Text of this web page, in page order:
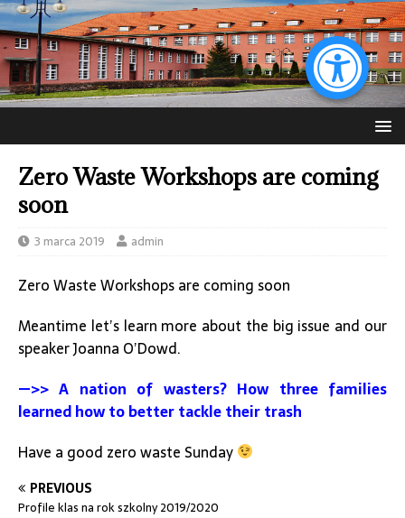
Zero Waste Workshops are coming
soon
3 marca 2019 admin
Zero Waste Workshops are coming soon
Meantime let’s learn more about the big issue and our
speaker Joanna O’Dowd.
—>> A nation of wasters? How three families
learned how to better tackle their trash
Have a good zero waste Sunday
PREVIOUS
Profile klas na rok szkolny 2019/2020